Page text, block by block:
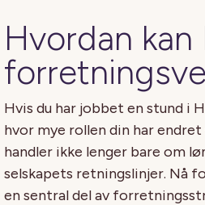
Hvordan kan
Hvis du har jobbet en stund i
hvor mye rollen din har endret
handler ikke lenger bare om
selskapets retningslinjer. Nå
en sentral del av